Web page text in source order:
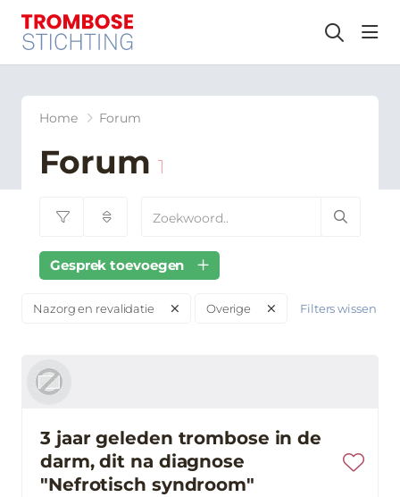
Home Forum
Forum 1
Gesprek toevoegen
Nazorg en revalidatie Overige Filters wissen
3 jaar geleden trombose in de
darm, dit na diagnose
"Nefrotisch syndroom"